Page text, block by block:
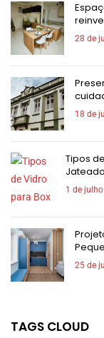
28 de
18 de
Tipos
1 de
25 de
TAGS CLOUD